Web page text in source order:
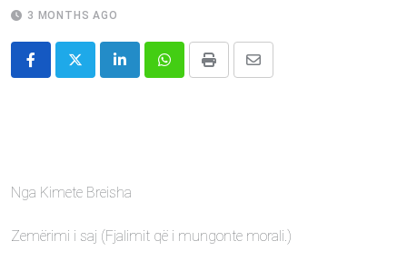
3 MONTHS AGO
LinkedInWhatsappPrint
Share
Nga Kimete Breisha
Zemërimi i saj (Fjalimit që i mungonte morali.)